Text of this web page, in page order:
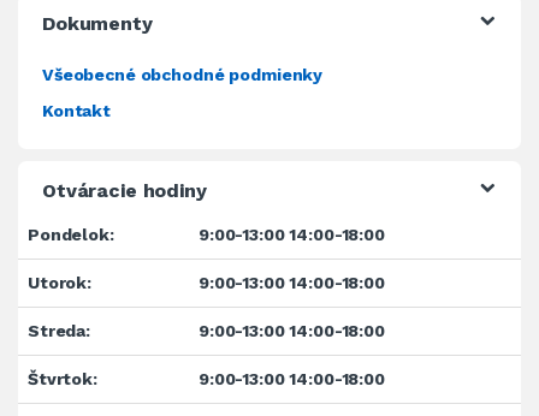
Dokumenty
Všeobecné obchodné podmienky
Kontakt
Otváracie hodiny
Pondelok: 9:00-13:00 14:00-18:00
Utorok: 9:00-13:00 14:00-18:00
Streda: 9:00-13:00 14:00-18:00
Štvrtok: 9:00-13:00 14:00-18:00